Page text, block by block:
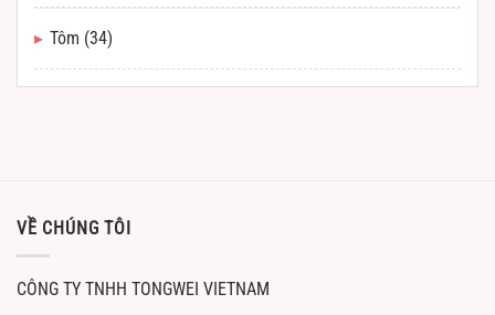
Tôm (34)
VỀ CHÚNG TÔI
CÔNG TY TNHH TONGWEI VIETNAM